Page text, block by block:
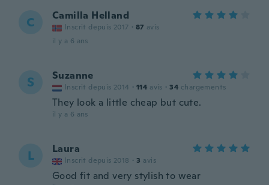
C Camilla Helland
Inscrit depuis 2017 · 87 avis
il y a 6 ans
S Suzanne
Inscrit depuis 2014 · 114 avis · 34 chargements
They look a little cheap but cute.
il y a 6 ans
L Laura
Inscrit depuis 2018 · 3 avis
Good fit and very stylish to wear